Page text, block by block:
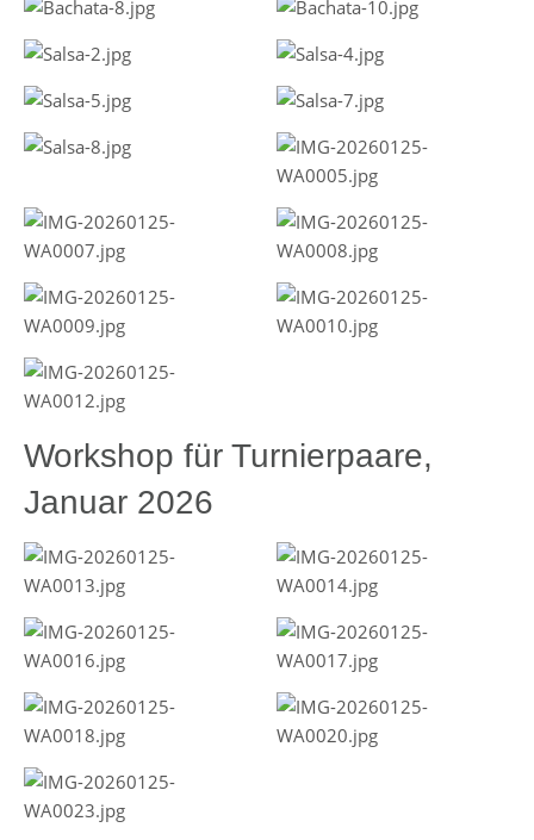
Workshop für Turnierpaare,
Januar 2026